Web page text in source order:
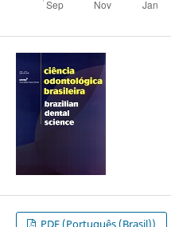
PDF (Português (Brasil))